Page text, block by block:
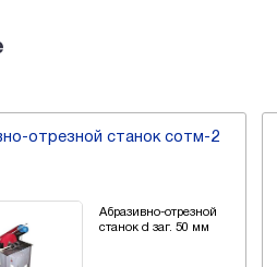
отрезной станок сотм-2
Абразивно-отрезной
станок d заг. 50 мм